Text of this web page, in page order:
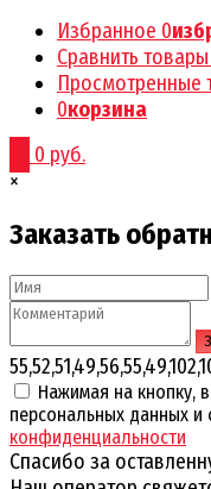
Избранное 0
Сравнить товары
Просмотренные
0корзина
0 руб.
×
Заказать
Нажимая на кнопку,
персональных данных и
конфиденциальности
Спасибо за